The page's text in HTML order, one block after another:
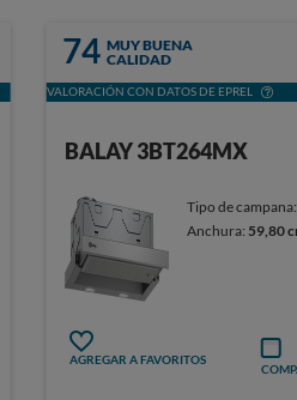
74 MUY BUENA
CALIDAD
VALORACIÓN CON DATOS DE EPREL
BALAY 3BT264MX
Tipo de
Anchura: 59,80
AGREGAR A FAVORITOS